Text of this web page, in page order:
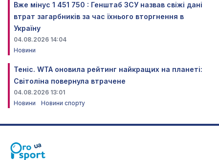
Вже мінус 1 451 750 : Генштаб ЗСУ назвав свіжі дані
втрат загарбників за час їхнього вторгнення в
Україну
04.08.2026 14:04
Новини
Теніс. WTA оновила рейтинг найкращих на планеті:
Світоліна повернула втрачене
04.08.2026 13:01
Новини
Новини спорту